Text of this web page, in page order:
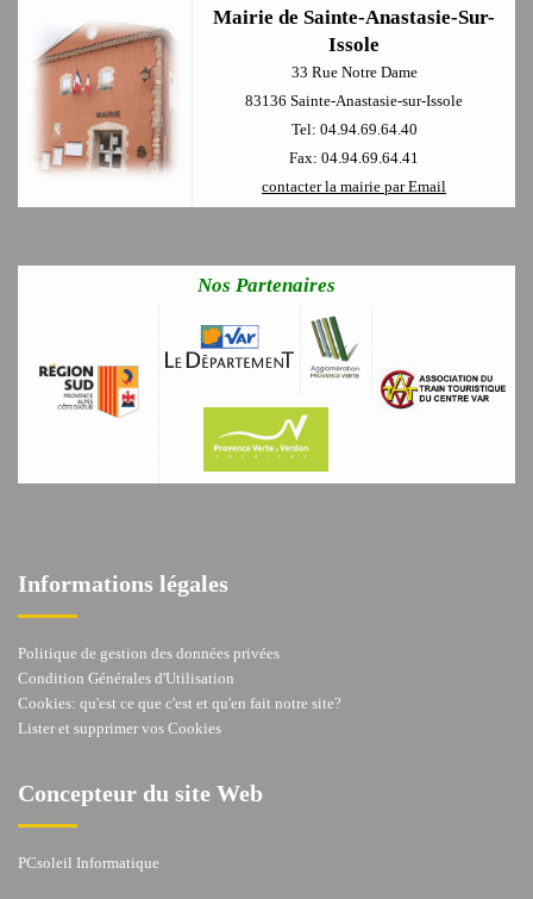
Mairie de Sainte-Anastasie-Sur-
Issole
33 Rue Notre Dame
83136 Sainte-Anastasie-sur-Issole
Tel: 04.94.69.64.40
Fax: 04.94.69.64.41
contacter la mairie par Email
Nos Partenaires
Informations légales
Politique de gestion des données privées
Condition Générales d'Utilisation
Cookies: qu'est ce que c'est et qu'en fait notre site?
Lister et supprimer vos Cookies
Concepteur du site Web
PCsoleil Informatique